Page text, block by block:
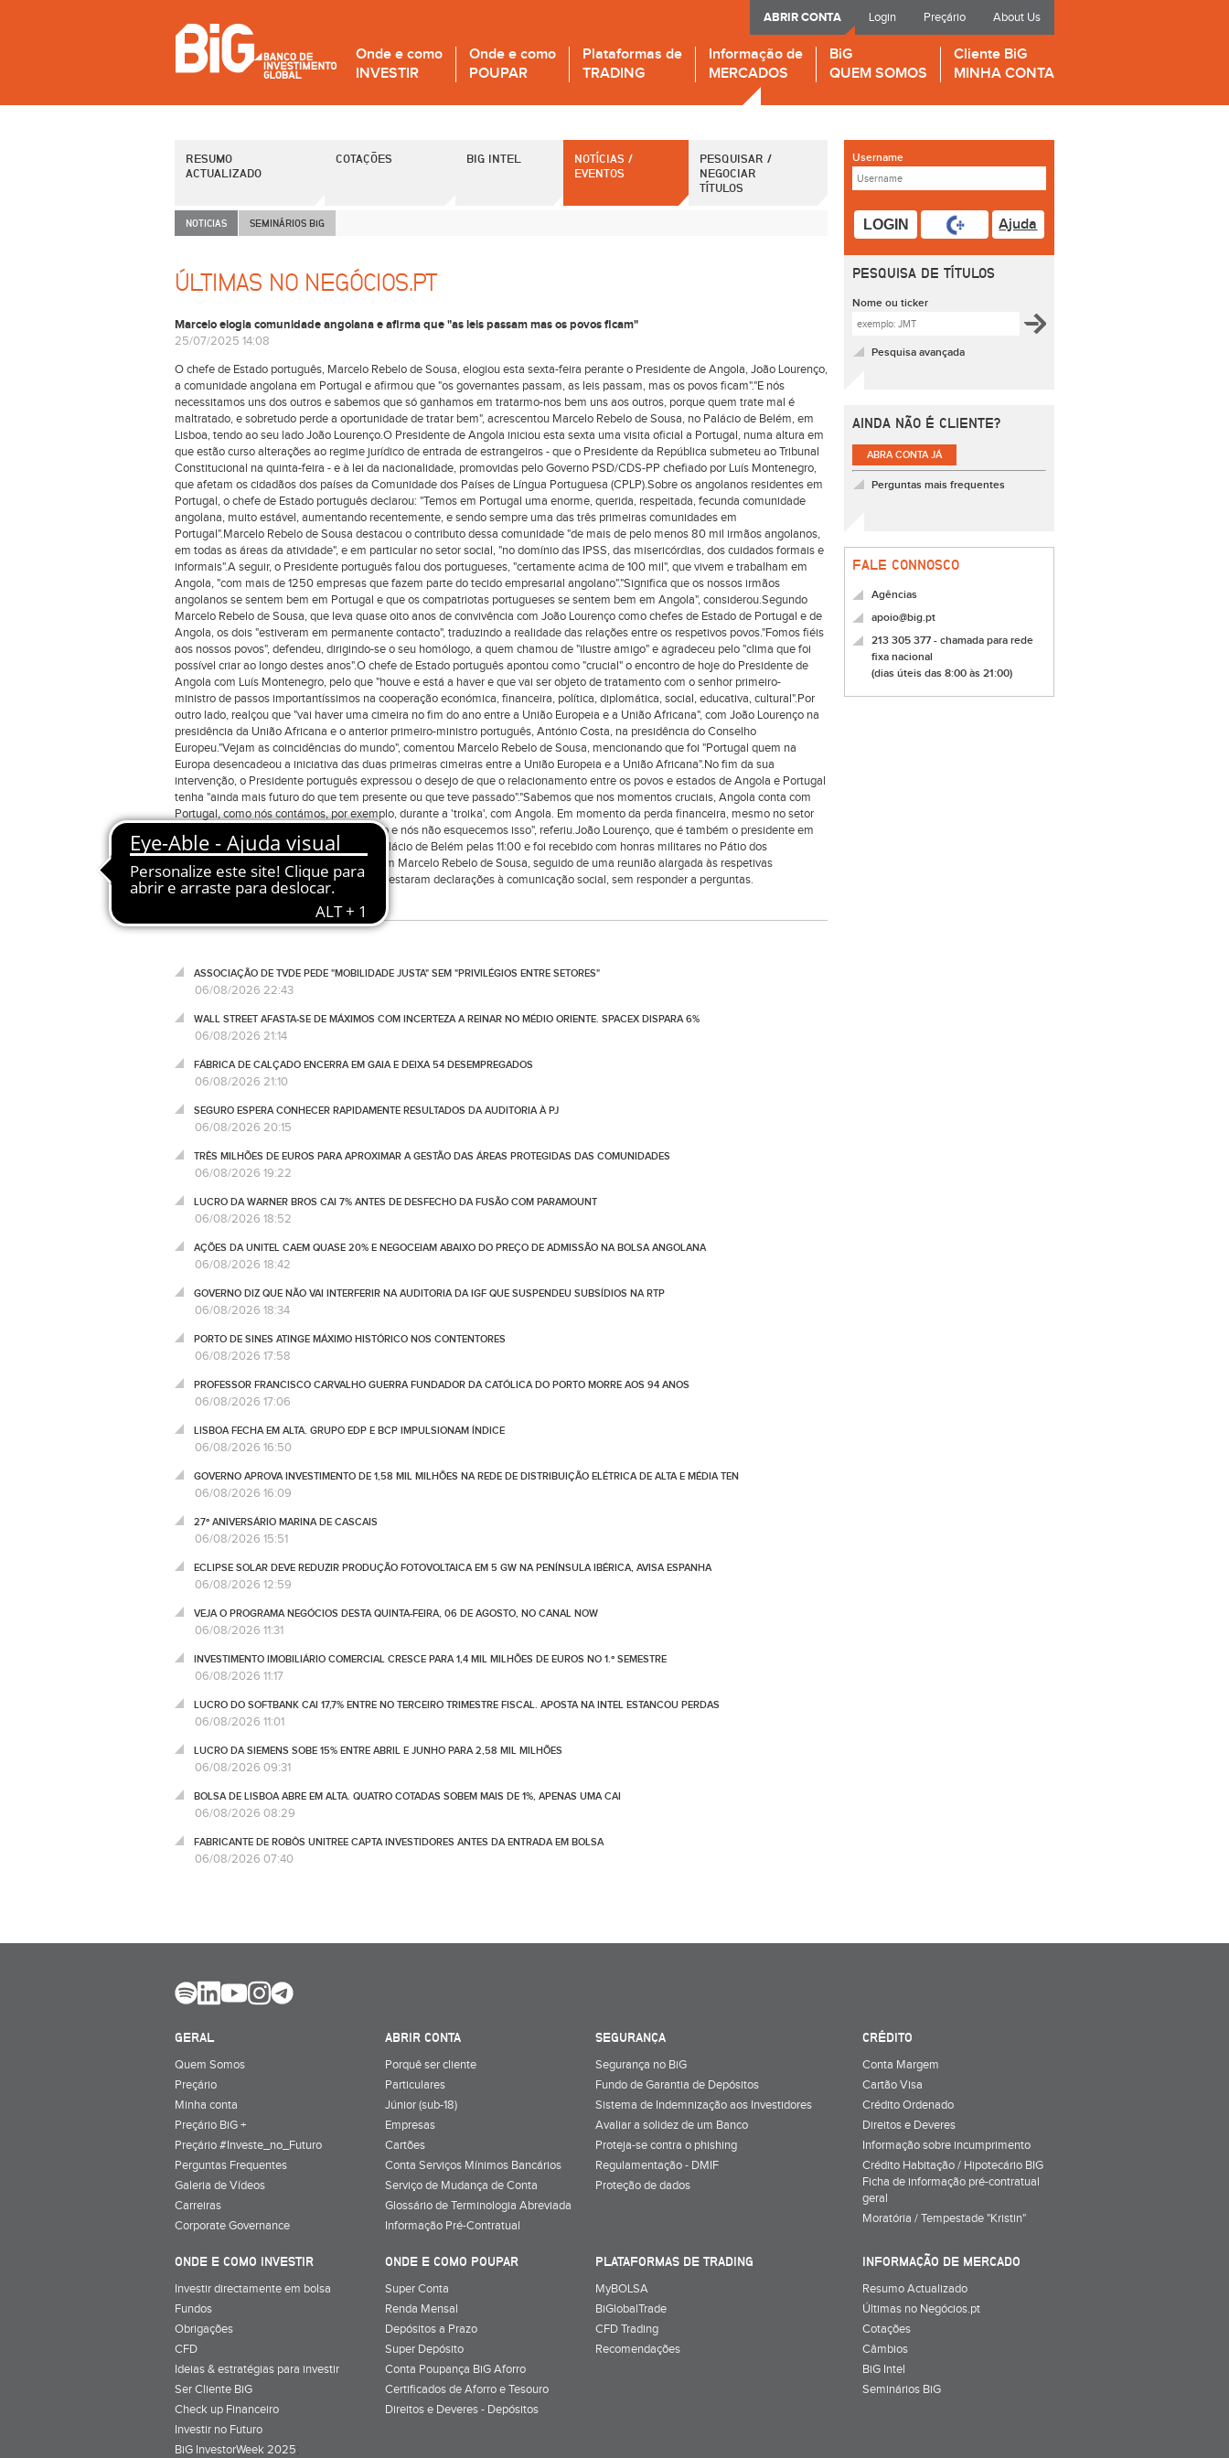
Login Preçário About Us
ABRIR CONTA
Onde e como
INVESTIR
Onde e como
POUPAR
Plataformas de
TRADING
Informação de
MERCADOS
BiG
QUEM SOMOS
Cliente BiG
MINHA CONTA
RESUMO
ACTUALIZADO
COTAÇÕES BIG INTEL
NOTÍCIAS /
EVENTOS
PESQUISAR /
NEGOCIAR
TÍTULOS
NOTICIAS SEMINÁRIOS BiG
ÚLTIMAS NO NEGÓCIOS.PT
Marcelo elogia comunidade angolana e afirma que "as leis passam mas os povos ficam"
25/07/2025 14:08
O chefe de Estado português, Marcelo Rebelo de Sousa, elogiou esta sexta-feira perante o Presidente de Angola, João Lourenço,
a comunidade angolana em Portugal e afirmou que "os governantes passam, as leis passam, mas os povos ficam"."E nós
necessitamos uns dos outros e sabemos que só ganhamos em tratarmo-nos bem uns aos outros, porque quem trate mal é
maltratado, e sobretudo perde a oportunidade de tratar bem", acrescentou Marcelo Rebelo de Sousa, no Palácio de Belém, em
Lisboa, tendo ao seu lado João Lourenço.O Presidente de Angola iniciou esta sexta uma visita oficial a Portugal, numa altura em
que estão curso alterações ao regime jurídico de entrada de estrangeiros - que o Presidente da República submeteu ao Tribunal
Constitucional na quinta-feira - e à lei da nacionalidade, promovidas pelo Governo PSD/CDS-PP chefiado por Luís Montenegro,
que afetam os cidadãos dos países da Comunidade dos Países de Língua Portuguesa (CPLP).Sobre os angolanos residentes em
Portugal, o chefe de Estado português declarou: "Temos em Portugal uma enorme, querida, respeitada, fecunda comunidade
angolana, muito estável, aumentando recentemente, e sendo sempre uma das três primeiras comunidades em
Portugal".Marcelo Rebelo de Sousa destacou o contributo dessa comunidade "de mais de pelo menos 80 mil irmãos angolanos,
em todas as áreas da atividade", e em particular no setor social, "no domínio das IPSS, das misericórdias, dos cuidados formais e
informais".A seguir, o Presidente português falou dos portugueses, "certamente acima de 100 mil", que vivem e trabalham em
Angola, "com mais de 1250 empresas que fazem parte do tecido empresarial angolano"."Significa que os nossos irmãos
angolanos se sentem bem em Portugal e que os compatriotas portugueses se sentem bem em Angola", considerou.Segundo
Marcelo Rebelo de Sousa, que leva quase oito anos de convivência com João Lourenço como chefes de Estado de Portugal e de
Angola, os dois "estiveram em permanente contacto", traduzindo a realidade das relações entre os respetivos povos."Fomos fiéis
aos nossos povos", defendeu, dirigindo-se o seu homólogo, a quem chamou de "ilustre amigo" e agradeceu pelo "clima que foi
possível criar ao longo destes anos".O chefe de Estado português apontou como "crucial" o encontro de hoje do Presidente de
Angola com Luís Montenegro, pelo que "houve e está a haver e que vai ser objeto de tratamento com o senhor primeiro-
ministro de passos importantíssimos na cooperação económica, financeira, política, diplomática, social, educativa, cultural".Por
outro lado, realçou que "vai haver uma cimeira no fim do ano entre a União Europeia e a União Africana", com João Lourenço na
presidência da União Africana e o anterior primeiro-ministro português, António Costa, na presidência do Conselho
Europeu."Vejam as coincidências do mundo", comentou Marcelo Rebelo de Sousa, mencionando que foi "Portugal quem na
Europa desencadeou a iniciativa das duas primeiras cimeiras entre a União Europeia e a União Africana".No fim da sua
intervenção, o Presidente português expressou o desejo de que o relacionamento entre os povos e estados de Angola e Portugal
tenha "ainda mais futuro do que tem presente ou que teve passado"."Sabemos que nos momentos cruciais, Angola conta com
Portugal, como nós contámos, por exemplo, durante a 'troika', com Angola. Em momento da perda financeira, mesmo no setor
financeiro bancário, veio o apoio angolano e nós não esquecemos isso", referiu.João Lourenço, que é também o presidente em
exercício da União Africana, chegou ao Palácio de Belém pelas 11:00 e foi recebido com honras militares no Pátio dos
Bichos.Depois, teve um encontro a sós com Marcelo Rebelo de Sousa, seguido de uma reunião alargada às respetivas
delegações. No fim, os dois presidentes prestaram declarações à comunicação social, sem responder a perguntas.
ASSOCIAÇÃO DE TVDE PEDE "MOBILIDADE JUSTA" SEM "PRIVILÉGIOS ENTRE SETORES"
06/08/2026 22:43
WALL STREET AFASTA-SE DE MÁXIMOS COM INCERTEZA A REINAR NO MÉDIO ORIENTE. SPACEX DISPARA 6%
06/08/2026 21:14
FÁBRICA DE CALÇADO ENCERRA EM GAIA E DEIXA 54 DESEMPREGADOS
06/08/2026 21:10
SEGURO ESPERA CONHECER RAPIDAMENTE RESULTADOS DA AUDITORIA À PJ
06/08/2026 20:15
TRÊS MILHÕES DE EUROS PARA APROXIMAR A GESTÃO DAS ÁREAS PROTEGIDAS DAS COMUNIDADES
06/08/2026 19:22
LUCRO DA WARNER BROS CAI 7% ANTES DE DESFECHO DA FUSÃO COM PARAMOUNT
06/08/2026 18:52
AÇÕES DA UNITEL CAEM QUASE 20% E NEGOCEIAM ABAIXO DO PREÇO DE ADMISSÃO NA BOLSA ANGOLANA
06/08/2026 18:42
GOVERNO DIZ QUE NÃO VAI INTERFERIR NA AUDITORIA DA IGF QUE SUSPENDEU SUBSÍDIOS NA RTP
06/08/2026 18:34
PORTO DE SINES ATINGE MÁXIMO HISTÓRICO NOS CONTENTORES
06/08/2026 17:58
PROFESSOR FRANCISCO CARVALHO GUERRA FUNDADOR DA CATÓLICA DO PORTO MORRE AOS 94 ANOS
06/08/2026 17:06
LISBOA FECHA EM ALTA. GRUPO EDP E BCP IMPULSIONAM ÍNDICE
06/08/2026 16:50
GOVERNO APROVA INVESTIMENTO DE 1,58 MIL MILHÕES NA REDE DE DISTRIBUIÇÃO ELÉTRICA DE ALTA E MÉDIA TEN
06/08/2026 16:09
27º ANIVERSÁRIO MARINA DE CASCAIS
06/08/2026 15:51
ECLIPSE SOLAR DEVE REDUZIR PRODUÇÃO FOTOVOLTAICA EM 5 GW NA PENÍNSULA IBÉRICA, AVISA ESPANHA
06/08/2026 12:59
VEJA O PROGRAMA NEGÓCIOS DESTA QUINTA-FEIRA, 06 DE AGOSTO, NO CANAL NOW
06/08/2026 11:31
INVESTIMENTO IMOBILIÁRIO COMERCIAL CRESCE PARA 1,4 MIL MILHÕES DE EUROS NO 1.º SEMESTRE
06/08/2026 11:17
LUCRO DO SOFTBANK CAI 17,7% ENTRE NO TERCEIRO TRIMESTRE FISCAL. APOSTA NA INTEL ESTANCOU PERDAS
06/08/2026 11:01
LUCRO DA SIEMENS SOBE 15% ENTRE ABRIL E JUNHO PARA 2,58 MIL MILHÕES
06/08/2026 09:31
BOLSA DE LISBOA ABRE EM ALTA. QUATRO COTADAS SOBEM MAIS DE 1%, APENAS UMA CAI
06/08/2026 08:29
FABRICANTE DE ROBÔS UNITREE CAPTA INVESTIDORES ANTES DA ENTRADA EM BOLSA
06/08/2026 07:40
Username
LOGIN Ajuda
PESQUISA DE TÍTULOS
Nome ou ticker
Pesquisa avançada
AINDA NÃO É CLIENTE?
ABRA CONTA JÁ
Perguntas mais frequentes
FALE CONNOSCO
Agências
apoio@big.pt
213 305 377 - chamada para rede
fixa nacional
(dias úteis das 8:00 às 21:00)
GERAL
Quem Somos
Preçário
Minha conta
Preçário BiG +
Preçário #Investe_no_Futuro
Perguntas Frequentes
Galeria de Vídeos
Carreiras
Corporate Governance
ABRIR CONTA
Porquê ser cliente
Particulares
Júnior (sub-18)
Empresas
Cartões
Conta Serviços Mínimos Bancários
Serviço de Mudança de Conta
Glossário de Terminologia Abreviada
Informação Pré-Contratual
SEGURANÇA
Segurança no BiG
Fundo de Garantia de Depósitos
Sistema de Indemnização aos Investidores
Avaliar a solidez de um Banco
Proteja-se contra o phishing
Regulamentação - DMIF
Proteção de dados
CRÉDITO
Conta Margem
Cartão Visa
Crédito Ordenado
Direitos e Deveres
Informação sobre incumprimento
Crédito Habitação / Hipotecário BIG
Ficha de informação pré-contratual
geral
Moratória / Tempestade "Kristin"
ONDE E COMO INVESTIR
Investir directamente em bolsa
Fundos
Obrigações
CFD
Ideias & estratégias para investir
Ser Cliente BiG
Check up Financeiro
Investir no Futuro
BiG InvestorWeek 2025;
ONDE E COMO POUPAR
Super Conta
Renda Mensal
Depósitos a Prazo
Super Depósito
Conta Poupança BiG Aforro
Certificados de Aforro e Tesouro
Direitos e Deveres - Depósitos
PLATAFORMAS DE TRADING
MyBOLSA
BiGlobalTrade
CFD Trading
Recomendações
INFORMAÇÃO DE MERCADO
Resumo Actualizado
Últimas no Negócios.pt
Cotações
Câmbios
BiG Intel
Seminários BiG